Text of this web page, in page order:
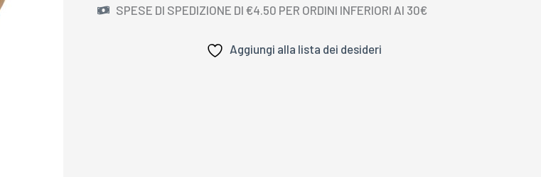
DA SPESE DI SPEDIZIONE DI €4.50 PER ORDINI INFERIORI AI 30€
Aggiungi alla lista dei desideri